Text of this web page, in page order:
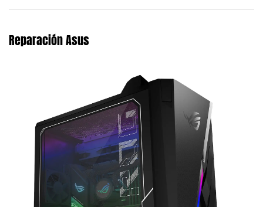
Reparación Asus